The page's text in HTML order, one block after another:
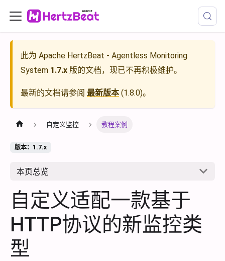
此为 Apache HertzBeat - Agentless Monitoring
System 1.7.x 版的文档，现已不再积极维护。
最新的文档请参阅 最新版本(1.8.0)。
自定义监控 教程案例
版本：1.7.x
本页总览
自定义适配一款基于
HTTP协议的新监控类
型